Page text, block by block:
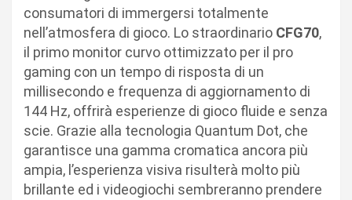
consumatori di immergersi totalmente
nell’atmosfera di gioco. Lo straordinario CFG70,
il primo monitor curvo ottimizzato per il pro
gaming con un tempo di risposta di un
millisecondo e frequenza di aggiornamento di
144 Hz, offrirà esperienze di gioco fluide e senza
scie. Grazie alla tecnologia Quantum Dot, che
garantisce una gamma cromatica ancora più
ampia, l’esperienza visiva risulterà molto più
brillante ed i videogiochi sembreranno prendere